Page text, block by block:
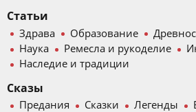
Статьи
Здрава Образование
Наука
Ремесла и рукоделие
Наследие и традиции
Сказы
Предания Сказки Легенды